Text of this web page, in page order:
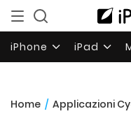
iPhone iPad
Home / Applicazioni